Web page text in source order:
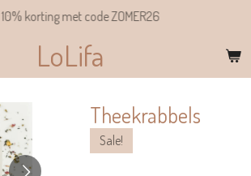
LoLifa
10% korting met code ZOMER26
Theekrabbels
Sale!